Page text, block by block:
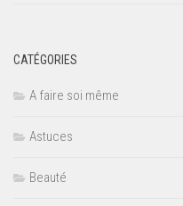
CATÉGORIES
A faire soi même
Astuces
Beauté